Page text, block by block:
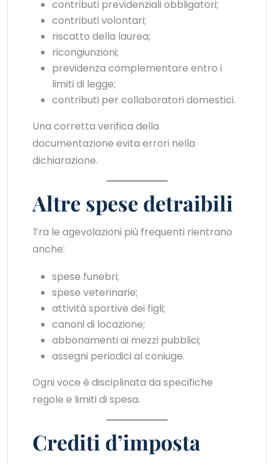
contributi previdenziali obbligatori;
contributi volontari;
riscatto della laurea;
ricongiunzioni;
previdenza complementare entro i
limiti di legge;
contributi per collaboratori domestici.
Una corretta verifica della
documentazione evita errori nella
dichiarazione.
Altre spese detraibili
Tra le agevolazioni più frequenti rientrano
anche:
spese funebri;
spese veterinarie;
attività sportive dei figli;
canoni di locazione;
abbonamenti ai mezzi pubblici;
assegni periodici al coniuge.
Ogni voce è disciplinata da specifiche
regole e limiti di spesa.
Crediti d’imposta